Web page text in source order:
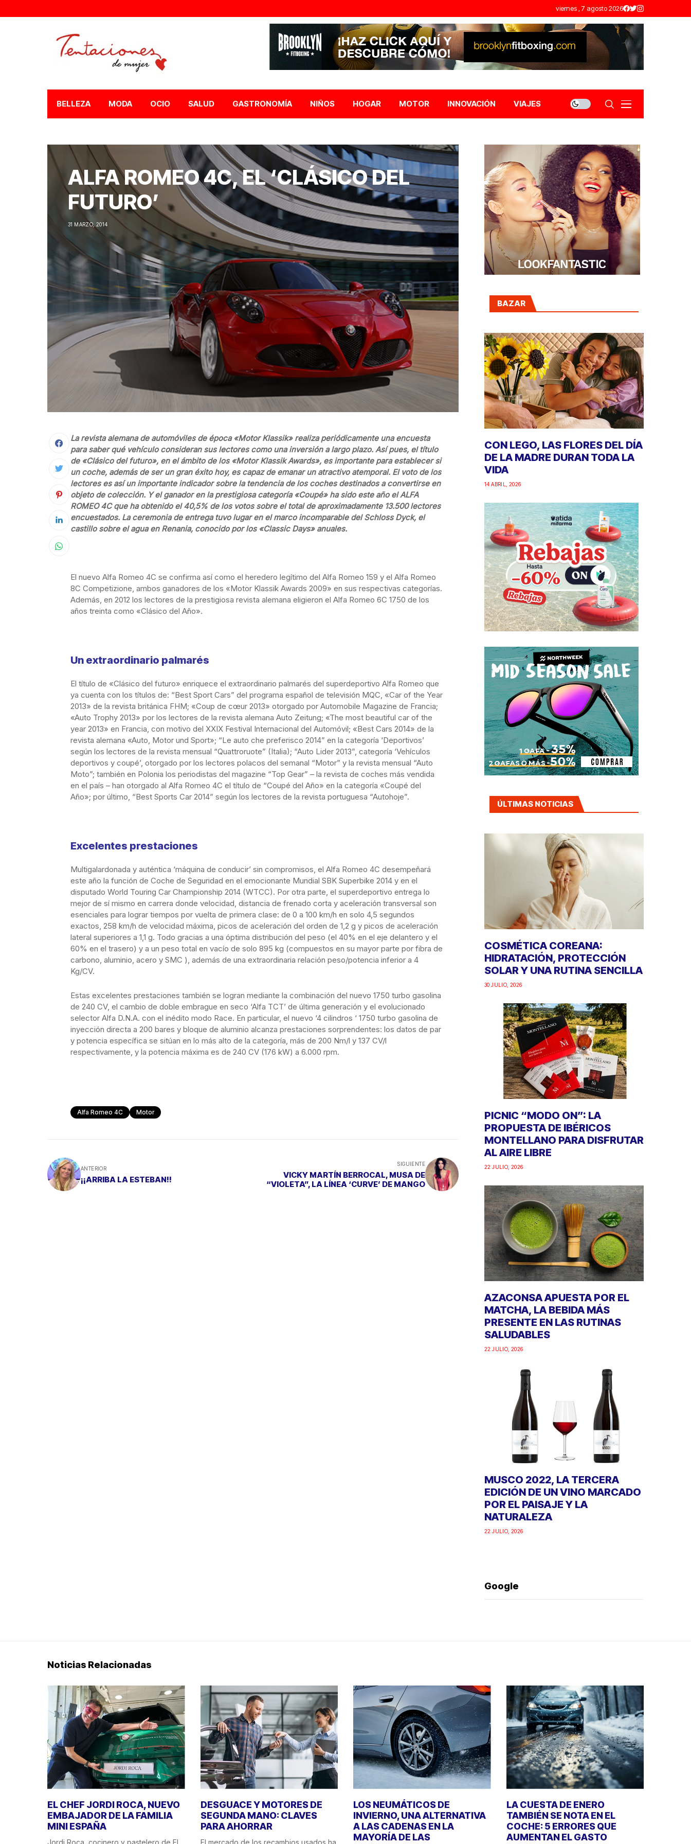
viernes , 7 agosto 2026
BELLEZA MODA OCIO SALUD GASTRONOMÍA NIÑOS HOGAR MOTOR INNOVACIÓN VIAJES
ALFA ROMEO 4C, EL ‘CLÁSICO DEL
FUTURO’
31 MARZO, 2014
La revista alemana de automóviles de época «Motor Klassik» realiza periódicamente una encuesta
para saber qué vehículo consideran sus lectores como una inversión a largo plazo. Así pues, el título
de «Clásico del futuro», en el ámbito de los «Motor Klassik Awards», es importante para establecer si
un coche, además de ser un gran éxito hoy, es capaz de emanar un atractivo atemporal. El voto de los
lectores es así un importante indicador sobre la tendencia de los coches destinados a convertirse en
objeto de colección. Y el ganador en la prestigiosa categoría «Coupé» ha sido este año el ALFA
ROMEO 4C que ha obtenido el 40,5% de los votos sobre el total de aproximadamente 13.500 lectores
encuestados. La ceremonia de entrega tuvo lugar en el marco incomparable del Schloss Dyck, el
castillo sobre el agua en Renania, conocido por los «Classic Days» anuales.
El nuevo Alfa Romeo 4C se confirma así como el heredero legítimo del Alfa Romeo 159 y el Alfa Romeo
8C Competizione, ambos ganadores de los «Motor Klassik Awards 2009» en sus respectivas categorías.
Además, en 2012 los lectores de la prestigiosa revista alemana eligieron el Alfa Romeo 6C 1750 de los
años treinta como «Clásico del Año».
Un extraordinario palmarés
El título de «Clásico del futuro» enriquece el extraordinario palmarés del superdeportivo Alfa Romeo que
ya cuenta con los títulos de: “Best Sport Cars” del programa español de televisión MQC, «Car of the Year
2013» de la revista británica FHM; «Coup de cœur 2013» otorgado por Automobile Magazine de Francia;
«Auto Trophy 2013» por los lectores de la revista alemana Auto Zeitung; «The most beautiful car of the
year 2013» en Francia, con motivo del XXIX Festival Internacional del Automóvil; «Best Cars 2014» de la
revista alemana «Auto, Motor und Sport»; “Le auto che preferisco 2014” en la categoría ‘Deportivos’
según los lectores de la revista mensual “Quattroruote” (Italia); “Auto Lider 2013”, categoría ‘Vehículos
deportivos y coupé’, otorgado por los lectores polacos del semanal “Motor” y la revista mensual “Auto
Moto”; también en Polonia los periodistas del magazine “Top Gear” – la revista de coches más vendida
en el país – han otorgado al Alfa Romeo 4C el título de “Coupé del Año» en la categoría «Coupé del
Año»; por último, “Best Sports Car 2014” según los lectores de la revista portuguesa “Autohoje”.
Excelentes prestaciones
Multigalardonada y auténtica ‘máquina de conducir’ sin compromisos, el Alfa Romeo 4C desempeñará
este año la función de Coche de Seguridad en el emocionante Mundial SBK Superbike 2014 y en el
disputado World Touring Car Championship 2014 (WTCC). Por otra parte, el superdeportivo entrega lo
mejor de sí mismo en carrera donde velocidad, distancia de frenado corta y aceleración transversal son
esenciales para lograr tiempos por vuelta de primera clase: de 0 a 100 km/h en solo 4,5 segundos
exactos, 258 km/h de velocidad máxima, picos de aceleración del orden de 1,2 g y picos de aceleración
lateral superiores a 1,1 g. Todo gracias a una óptima distribución del peso (el 40% en el eje delantero y el
60% en el trasero) y a un peso total en vacío de solo 895 kg (compuestos en su mayor parte por fibra de
carbono, aluminio, acero y SMC ), además de una extraordinaria relación peso/potencia inferior a 4
Kg/CV.
Estas excelentes prestaciones también se logran mediante la combinación del nuevo 1750 turbo gasolina
de 240 CV, el cambio de doble embrague en seco ‘Alfa TCT’ de última generación y el evolucionado
selector Alfa D.N.A. con el inédito modo Race. En particular, el nuevo ‘4 cilindros ‘ 1750 turbo gasolina de
inyección directa a 200 bares y bloque de aluminio alcanza prestaciones sorprendentes: los datos de par
y potencia específica se sitúan en lo más alto de la categoría, más de 200 Nm/l y 137 CV/l
respectivamente, y la potencia máxima es de 240 CV (176 kW) a 6.000 rpm.
Alfa Romeo 4C Motor
ANTERIOR
¡¡ARRIBA LA ESTEBAN!!
SIGUIENTE
VICKY MARTÍN BERROCAL, MUSA DE
“VIOLETA”, LA LÍNEA ‘CURVE’ DE MANGO
BAZAR
CON LEGO, LAS FLORES DEL DÍA
DE LA MADRE DURAN TODA LA
VIDA
14 ABRIL, 2026
ÚLTIMAS NOTICIAS
COSMÉTICA COREANA:
HIDRATACIÓN, PROTECCIÓN
SOLAR Y UNA RUTINA SENCILLA
30 JULIO, 2026
PICNIC “MODO ON”: LA
PROPUESTA DE IBÉRICOS
MONTELLANO PARA DISFRUTAR
AL AIRE LIBRE
22 JULIO, 2026
AZACONSA APUESTA POR EL
MATCHA, LA BEBIDA MÁS
PRESENTE EN LAS RUTINAS
SALUDABLES
22 JULIO, 2026
MUSCO 2022, LA TERCERA
EDICIÓN DE UN VINO MARCADO
POR EL PAISAJE Y LA
NATURALEZA
22 JULIO, 2026
Google
Noticias Relacionadas
EL CHEF JORDI ROCA, NUEVO
EMBAJADOR DE LA FAMILIA
MINI ESPAÑA
Jordi Roca, cocinero y pastelero de El
DESGUACE Y MOTORES DE
SEGUNDA MANO: CLAVES
PARA AHORRAR
El mercado de los recambios usados ha
LOS NEUMÁTICOS DE
INVIERNO, UNA ALTERNATIVA
A LAS CADENAS EN LA
MAYORÍA DE LAS
LA CUESTA DE ENERO
TAMBIÉN SE NOTA EN EL
COCHE: 5 ERRORES QUE
AUMENTAN EL GASTO